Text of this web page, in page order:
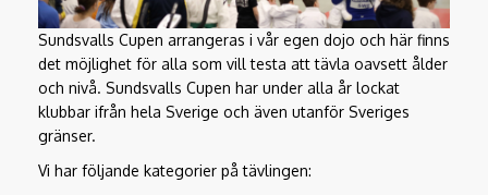
Sundsvalls Cupen arrangeras i vår egen dojo och här finns
det möjlighet för alla som vill testa att tävla oavsett ålder
och nivå. Sundsvalls Cupen har under alla år lockat
klubbar ifrån hela Sverige och även utanför Sveriges
gränser.
Vi har följande kategorier på tävlingen: